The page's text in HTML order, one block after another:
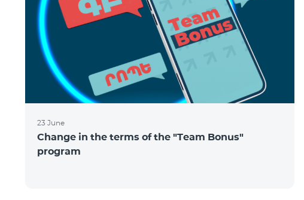
23 June
Change in the terms of the "Team Bonus"
program